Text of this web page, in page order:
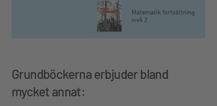
Grundböckerna erbjuder bland
mycket annat: